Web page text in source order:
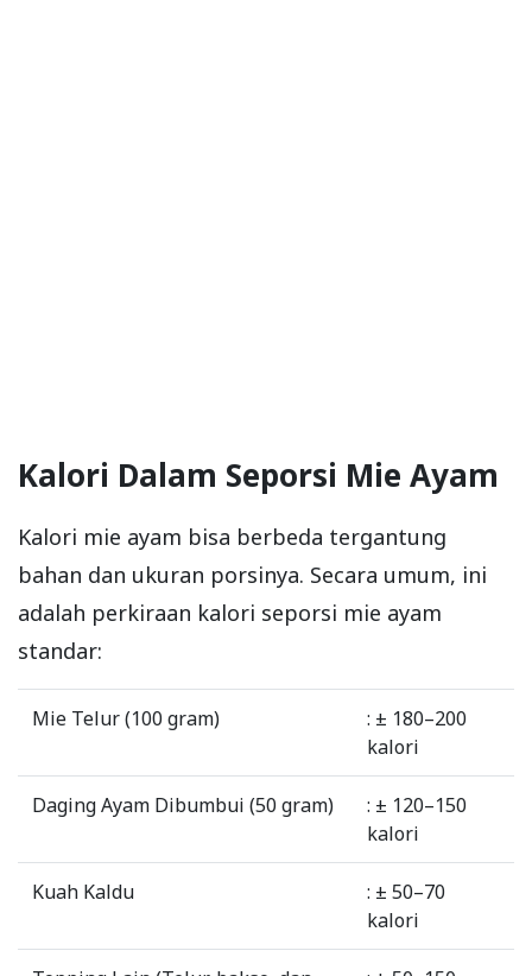
Kalori Dalam Seporsi Mie Ayam
Kalori mie ayam bisa berbeda tergantung
bahan dan ukuran porsinya. Secara umum, ini
adalah perkiraan kalori seporsi mie ayam
standar:
Mie Telur (100 gram)
: ± 180–200
kalori
Daging Ayam Dibumbui (50 gram)
: ± 120–150
kalori
Kuah Kaldu
: ± 50–70
kalori